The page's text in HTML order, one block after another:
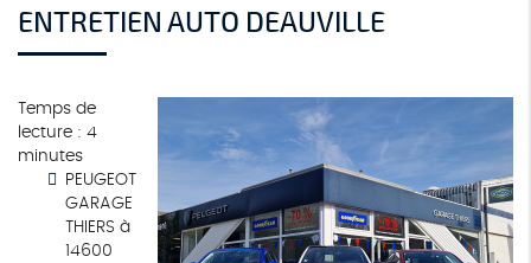
ENTRETIEN AUTO DEAUVILLE
Temps de
lecture : 4
minutes
PEUGEOT
GARAGE
THIERS à
14600